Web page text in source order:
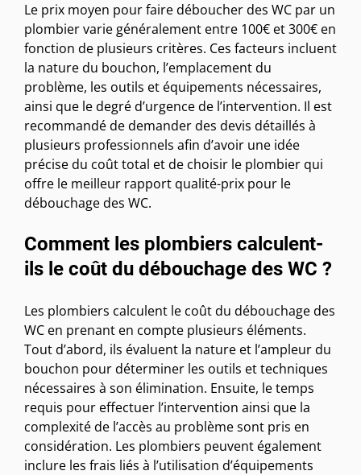
Le prix moyen pour faire déboucher des WC par un
plombier varie généralement entre 100€ et 300€ en
fonction de plusieurs critères. Ces facteurs incluent
la nature du bouchon, l’emplacement du
problème, les outils et équipements nécessaires,
ainsi que le degré d’urgence de l’intervention. Il est
recommandé de demander des devis détaillés à
plusieurs professionnels afin d’avoir une idée
précise du coût total et de choisir le plombier qui
offre le meilleur rapport qualité-prix pour le
débouchage des WC.
Comment les plombiers calculent-
ils le coût du débouchage des WC ?
Les plombiers calculent le coût du débouchage des
WC en prenant en compte plusieurs éléments.
Tout d’abord, ils évaluent la nature et l’ampleur du
bouchon pour déterminer les outils et techniques
nécessaires à son élimination. Ensuite, le temps
requis pour effectuer l’intervention ainsi que la
complexité de l’accès au problème sont pris en
considération. Les plombiers peuvent également
inclure les frais liés à l’utilisation d’équipements